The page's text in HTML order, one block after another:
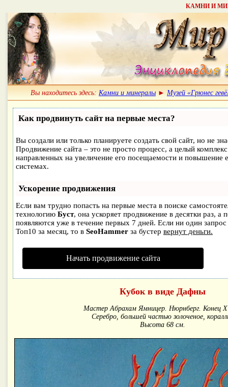
КАМНИ И
Вы находитесь здесь: Камни и минералы ► Музей «Грюнес
Как продвинуть сайт на первые места?
Вы создали или только планируете создать свой сайт, но не
Продвижение сайта – это не просто процесс, а целый
направленных на увеличение его посещаемости и повышение
системах.
Ускорение продвижения
Если вам трудно попасть на первые места в поиске
технологию Буст, она ускоряет продвижение в десятки раз, а
появляются уже в течение первых 7 дней. Если ни один запрос
Топ10 за месяц, то в SeoHammer за бустер вернут деньги.
Начать продвижение сайта
Кубок в виде Дафны
Мастер Абрахам Ямницер. Нюрнберг. Конец
Серебро, большей частью золоченое,
Высота 68 см.